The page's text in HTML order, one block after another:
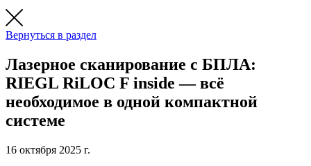
Вернуться в раздел
Лазерное сканирование с БПЛА:
RIEGL RiLOC F inside — всё
необходимое в одной компактной
системе
16 октября 2025 г.